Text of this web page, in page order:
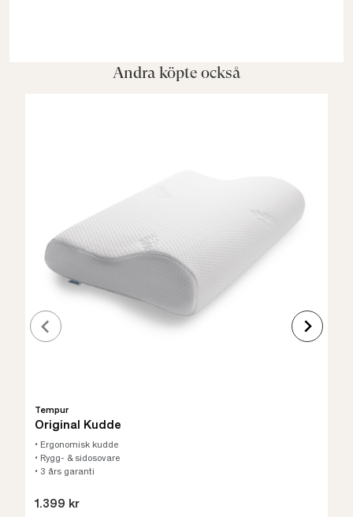
Andra köpte också
Tempur
Original Kudde
• Ergonomisk kudde
• Rygg- & sidosovare
• 3 års garanti
1.399 kr